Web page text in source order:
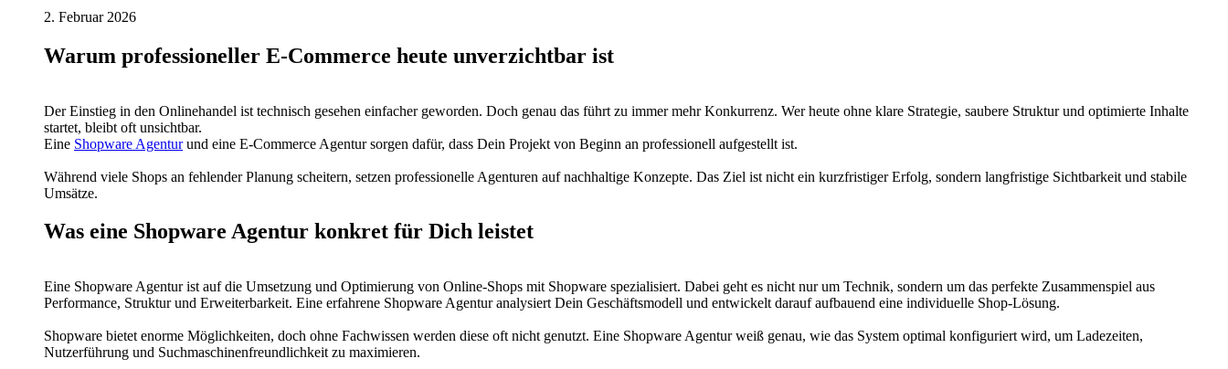
2. Februar 2026
Warum professioneller E-Commerce heute unverzichtbar ist
Der Einstieg in den Onlinehandel ist technisch gesehen einfacher geworden. Doch genau das führt zu immer mehr Konkurrenz. Wer heute ohne klare Strategie, saubere Struktur und optimierte Inhalte
startet, bleibt oft unsichtbar.
Eine Shopware Agenturund eine E-Commerce Agentur sorgen dafür, dass Dein Projekt von Beginn an professionell aufgestellt ist.
Während viele Shops an fehlender Planung scheitern, setzen professionelle Agenturen auf nachhaltige Konzepte. Das Ziel ist nicht ein kurzfristiger Erfolg, sondern langfristige Sichtbarkeit und stabile
Umsätze.
Was eine Shopware Agentur konkret für Dich leistet
Eine Shopware Agentur ist auf die Umsetzung und Optimierung von Online-Shops mit Shopware spezialisiert. Dabei geht es nicht nur um Technik, sondern um das perfekte Zusammenspiel aus
Performance, Struktur und Erweiterbarkeit. Eine erfahrene Shopware Agentur analysiert Dein Geschäftsmodell und entwickelt darauf aufbauend eine individuelle Shop-Lösung.
Shopware bietet enorme Möglichkeiten, doch ohne Fachwissen werden diese oft nicht genutzt. Eine Shopware Agentur weiß genau, wie das System optimal konfiguriert wird, um Ladezeiten,
Nutzerführung und Suchmaschinenfreundlichkeit zu maximieren.